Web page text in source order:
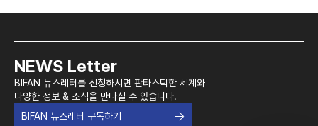
NEWS Letter
BIFAN 뉴스레터를 신청하시면 판타스틱한 세계와
다양한 정보 & 소식을 만나실 수 있습니다.
BIFAN 뉴스레터 구독하기